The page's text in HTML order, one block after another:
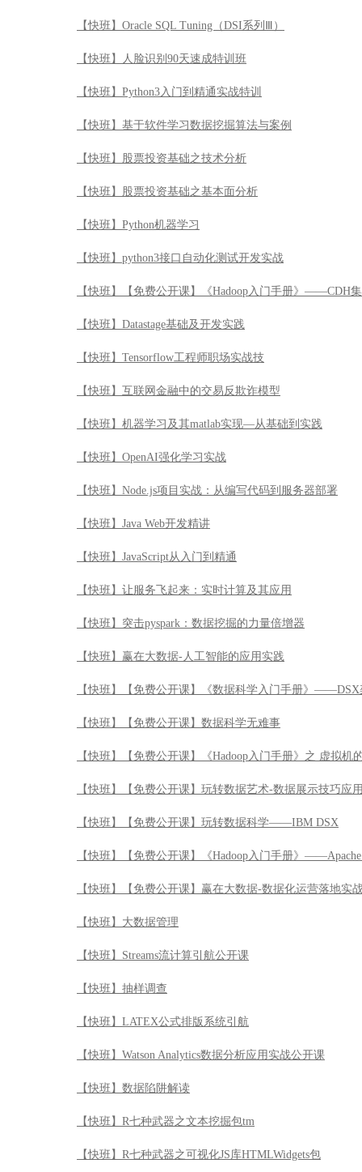
【快班】Oracle SQL Tuning（DSI系列Ⅲ）
【快班】人脸识别90天速成特训班
【快班】Python3入门到精通实战特训
【快班】基于软件学习数据挖掘算法与案例
【快班】股票投资基础之技术分析
【快班】股票投资基础之基本面分析
【快班】Python机器学习
【快班】python3接口自动化测试开发实战
【快班】【免费公开课】《Hadoop入门手册》——CDH
【快班】Datastage基础及开发实践
【快班】Tensorflow工程师职场实战技
【快班】互联网金融中的交易反欺诈模型
【快班】机器学习及其matlab实现—从基础到实践
【快班】OpenAI强化学习实战
【快班】Node.js项目实战：从编写代码到服务器部署
【快班】Java Web开发精讲
【快班】JavaScript从入门到精通
【快班】让服务飞起来：实时计算及其应用
【快班】突击pyspark：数据挖掘的力量倍增器
【快班】赢在大数据-人工智能的应用实践
【快班】【免费公开课】《数据科学入门手册》
【快班】【免费公开课】数据科学无难事
【快班】【免费公开课】《Hadoop入门手册》之 虚拟机
【快班】【免费公开课】玩转数据艺术-数据展示技巧应
【快班】【免费公开课】玩转数据科学——IBM DSX
【快班】【免费公开课】《Hadoop入门手册》
【快班】【免费公开课】赢在大数据-数据化运营落地实
【快班】大数据管理
【快班】Streams流计算引航公开课
【快班】抽样调查
【快班】LATEX公式排版系统引航
【快班】Watson Analytics数据分析应用实战公开课
【快班】数据陷阱解读
【快班】R七种武器之文本挖掘包tm
【快班】R七种武器之可视化JS库HTMLWidgets包